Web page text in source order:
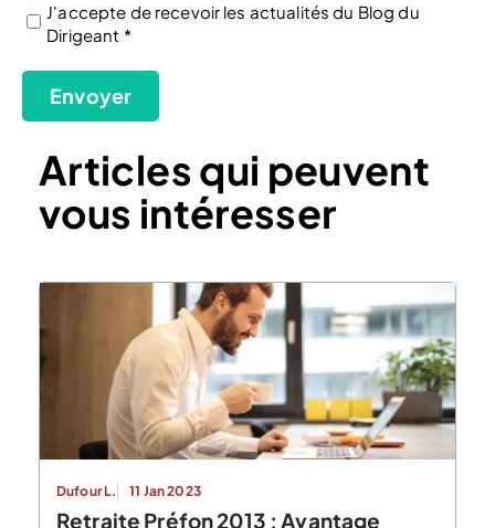
(Nécessaire)
J'accepte de recevoir les actualités du Blog du
Dirigeant *
Envoyer
Articles qui peuvent
vous intéresser
Dufour L. 11 Jan 2023
Retraite Préfon 2013 : Avantage